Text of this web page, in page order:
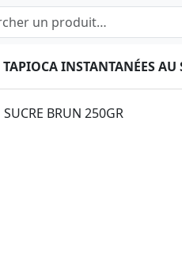
TAPIOCA INSTANTANÉES